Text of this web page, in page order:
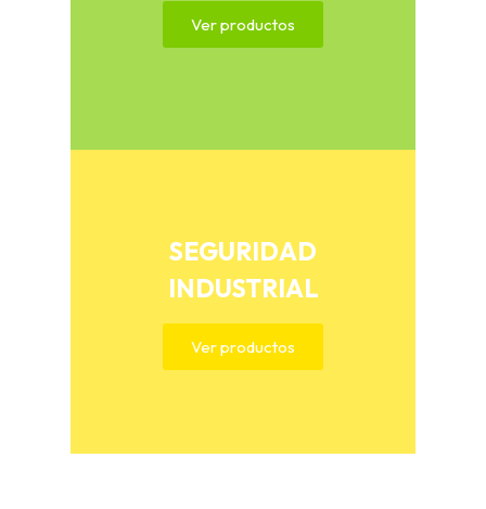
Ver productos
SEGURIDAD
INDUSTRIAL
Ver productos